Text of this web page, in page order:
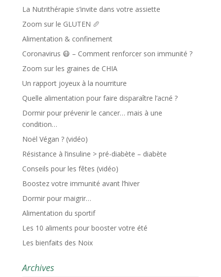
La Nutrithérapie s’invite dans votre assiette
Zoom sur le GLUTEN 🥖
Alimentation & confinement
Coronavirus 😷 – Comment renforcer son immunité ?
Zoom sur les graines de CHIA
Un rapport joyeux à la nourriture
Quelle alimentation pour faire disparaître l’acné ?
Dormir pour prévenir le cancer… mais à une
condition…
Noël Végan ? (vidéo)
Résistance à l’insuline > pré-diabète – diabète
Conseils pour les fêtes (vidéo)
Boostez votre immunité avant l’hiver
Dormir pour maigrir…
Alimentation du sportif
Les 10 aliments pour booster votre été
Les bienfaits des Noix
Archives